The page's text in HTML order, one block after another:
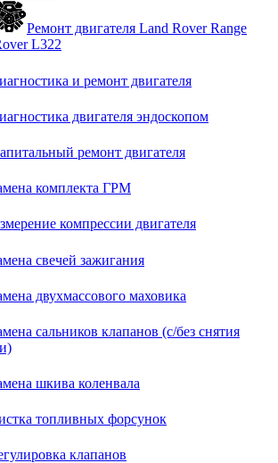
Ремонт двигателя Land Rover Range
L322
и ремонт двигателя
двигателя эндоскопом
ремонт двигателя
комплекта ГРМ
компрессии двигателя
свечей зажигания
двухмассового маховика
сальников клапанов (с/без снятия
шкива коленвала
топливных форсунок
клапанов